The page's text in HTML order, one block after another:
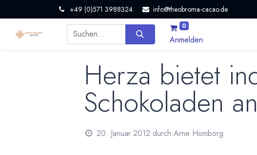
+49 (0)571 3988324 info@theobroma-cacao.de
0
Anmelden
Herza bietet
Schokoladen an
20. Januar 2012 durch Arne Homborg